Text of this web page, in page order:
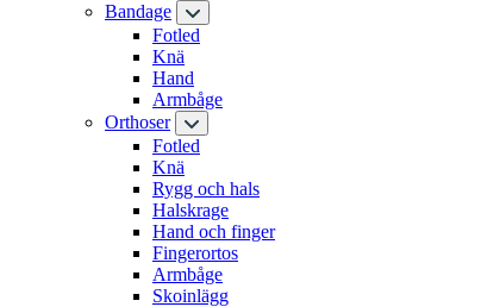
Bandage
Fotled
Knä
Hand
Armbåge
Orthoser
Fotled
Knä
Rygg och hals
Halskrage
Hand och finger
Fingerortos
Armbåge
Skoinlägg